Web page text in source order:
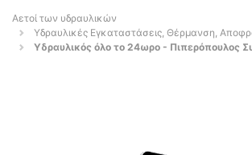
Αετοί των υδραυλικών
Υδραυλικές Εγκαταστάσεις, Θέρμανση,
Υδραυλικός όλο το 24ωρο - Πιπερόπουλος